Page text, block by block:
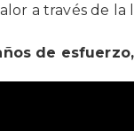
a través de la
de